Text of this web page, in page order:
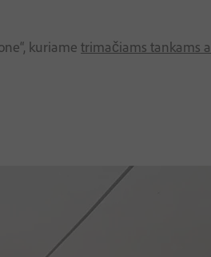
kuriame trimačiams tankams